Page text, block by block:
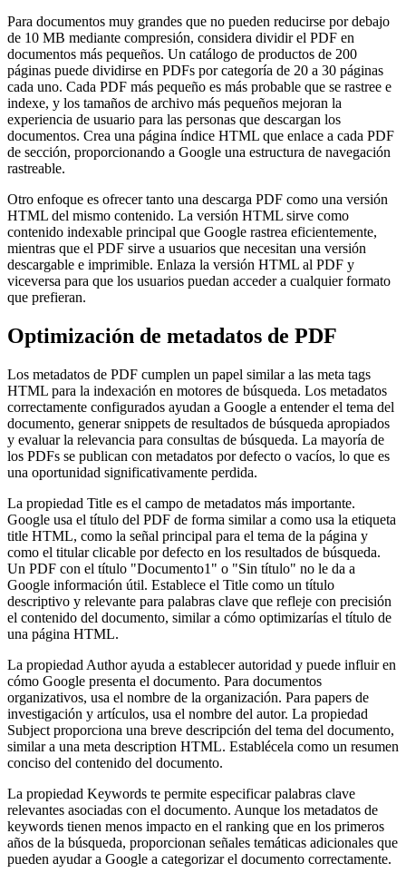
Para documentos muy grandes que no pueden reducirse por debajo
de 10 MB mediante compresión, considera dividir el PDF en
documentos más pequeños. Un catálogo de productos de 200
páginas puede dividirse en PDFs por categoría de 20 a 30 páginas
cada uno. Cada PDF más pequeño es más probable que se rastree e
indexe, y los tamaños de archivo más pequeños mejoran la
experiencia de usuario para las personas que descargan los
documentos. Crea una página índice HTML que enlace a cada PDF
de sección, proporcionando a Google una estructura de navegación
rastreable.
Otro enfoque es ofrecer tanto una descarga PDF como una versión
HTML del mismo contenido. La versión HTML sirve como
contenido indexable principal que Google rastrea eficientemente,
mientras que el PDF sirve a usuarios que necesitan una versión
descargable e imprimible. Enlaza la versión HTML al PDF y
viceversa para que los usuarios puedan acceder a cualquier formato
que prefieran.
Optimización de metadatos de PDF
Los metadatos de PDF cumplen un papel similar a las meta tags
HTML para la indexación en motores de búsqueda. Los metadatos
correctamente configurados ayudan a Google a entender el tema del
documento, generar snippets de resultados de búsqueda apropiados
y evaluar la relevancia para consultas de búsqueda. La mayoría de
los PDFs se publican con metadatos por defecto o vacíos, lo que es
una oportunidad significativamente perdida.
La propiedad Title es el campo de metadatos más importante.
Google usa el título del PDF de forma similar a como usa la etiqueta
title HTML, como la señal principal para el tema de la página y
como el titular clicable por defecto en los resultados de búsqueda.
Un PDF con el título "Documento1" o "Sin título" no le da a
Google información útil. Establece el Title como un título
descriptivo y relevante para palabras clave que refleje con precisión
el contenido del documento, similar a cómo optimizarías el título de
una página HTML.
La propiedad Author ayuda a establecer autoridad y puede influir en
cómo Google presenta el documento. Para documentos
organizativos, usa el nombre de la organización. Para papers de
investigación y artículos, usa el nombre del autor. La propiedad
Subject proporciona una breve descripción del tema del documento,
similar a una meta description HTML. Establécela como un resumen
conciso del contenido del documento.
La propiedad Keywords te permite especificar palabras clave
relevantes asociadas con el documento. Aunque los metadatos de
keywords tienen menos impacto en el ranking que en los primeros
años de la búsqueda, proporcionan señales temáticas adicionales que
pueden ayudar a Google a categorizar el documento correctamente.